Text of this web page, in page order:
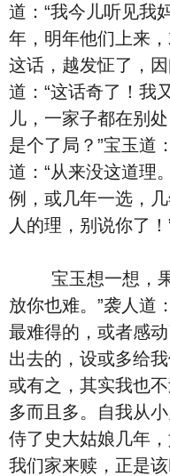
道：“我今儿听见我
年，明年他们上来
这话，越发怔了，
道：“这话奇了！我
儿，一家子都在别
是个了局？”宝玉道
道：“从来没这道理
例，或几年一选，
人的理，别说你了！
宝玉想一想，果
放你也难。”袭人道
最难得的，或者感
出去的，设或多给
或有之，其实我也
多而且多。自我从
侍了史大姑娘几年
我们家来赎，正是